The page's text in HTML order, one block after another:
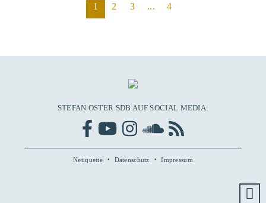
1 2 3 ... 4
STEFAN OSTER SDB AUF SOCIAL MEDIA:
Netiquette Datenschutz Impressum